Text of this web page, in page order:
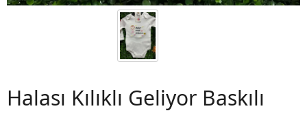
Halası Kılıklı Geliyor Baskılı